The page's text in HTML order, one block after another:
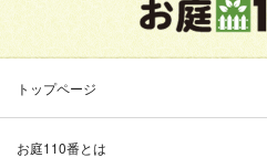
トップページ
お庭110番とは